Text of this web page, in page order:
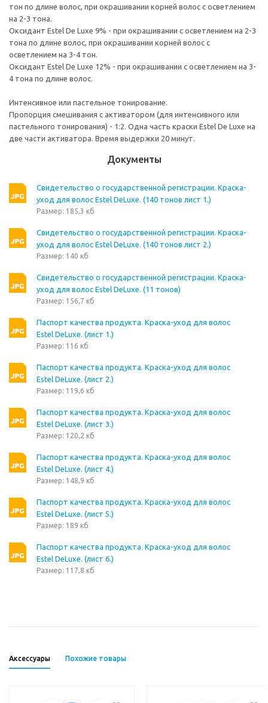
тон по длине волос, при окрашивании корней волос с осветлением
на 2-3 тона.
Оксидант Estel De Luxe 9% - при окрашивании с осветлением на 2-3
тона по длине волос, при окрашивании корней волос с
осветлением на 3-4 тон.
Оксидант Estel De Luxe 12% - при окрашивании с осветлением на 3-
4 тона по длине волос.
Интенсивное или пастельное тонирование.
Пропорция смешивания с активатором (для интенсивного или
пастельного тонирования) - 1:2. Одна часть краски Estel De Luxe на
две части активатора. Время выдержки 20 минут.
Документы
Свидетельство о государственной регистрации. Краска-
уход для волос Estel DeLuxe. (140 тонов лист 1.)
Размер: 185,3 кб
Свидетельство о государственной регистрации. Краска-
уход для волос Estel DeLuxe. (140 тонов лист 2.)
Размер: 140 кб
Свидетельство о государственной регистрации. Краска-
уход для волос Estel DeLuxe. (11 тонов)
Размер: 156,7 кб
Паспорт качества продукта. Краска-уход для волос
Estel DeLuxe. (лист 1.)
Размер: 116 кб
Паспорт качества продукта. Краска-уход для волос
Estel DeLuxe. (лист 2.)
Размер: 119,6 кб
Паспорт качества продукта. Краска-уход для волос
Estel DeLuxe. (лист 3.)
Размер: 120,2 кб
Паспорт качества продукта. Краска-уход для волос
Estel DeLuxe. (лист 4.)
Размер: 148,9 кб
Паспорт качества продукта. Краска-уход для волос
Estel DeLuxe. (лист 5.)
Размер: 189 кб
Паспорт качества продукта. Краска-уход для волос
Estel DeLuxe. (лист 6.)
Размер: 117,8 кб
Аксессуары Похожие товары